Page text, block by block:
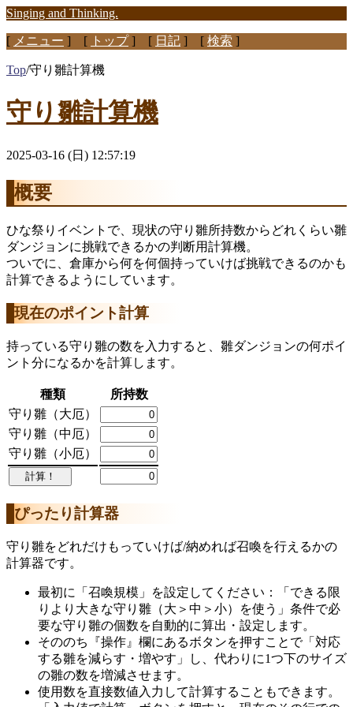
Singing and Thinking.
[ メニュー ] [ トップ] [ 日記 ] [ 検索 ]
Top/守り雛計算機
守り雛計算機
2025-03-16 (日) 12:57:19
概要
ひな祭りイベントで、現状の守り雛所持数からどれくらい雛
ダンジョンに挑戦できるかの判断用計算機。
ついでに、倉庫から何を何個持っていけば挑戦できるのかも
計算できるようにしています。
現在のポイント計算
持っている守り雛の数を入力すると、雛ダンジョンの何ポイ
ント分になるかを計算します。
種類
所持数
守り雛（大厄）
守り雛（中厄）
守り雛（小厄）
ぴったり計算器
守り雛をどれだけもっていけば/納めれば召喚を行えるかの
計算器です。
最初に「召喚規模」を設定してください：「できる限
りより大きな守り雛（大＞中＞小）を使う」条件で必
要な守り雛の個数を自動的に算出・設定します。
そののち『操作』欄にあるボタンを押すことで「対応
する雛を減らす・増やす」し、代わりに1つ下のサイズ
の雛の数を増減させます。
使用数を直接数値入力して計算することもできます。